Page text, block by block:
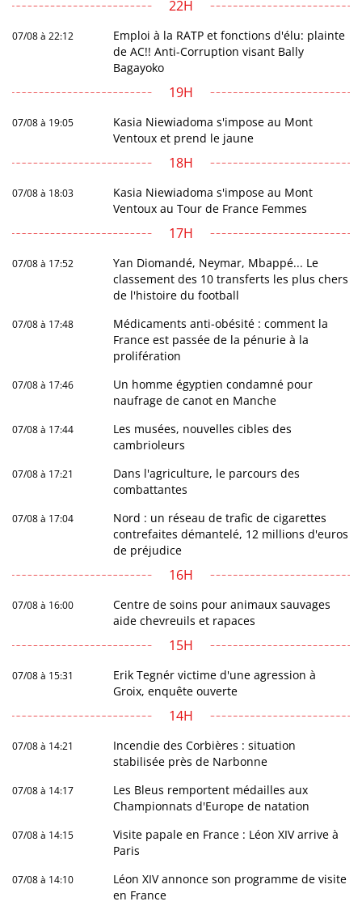
22H
07/08 à 22:12
Emploi à la RATP et fonctions d'élu: plainte
de AC!! Anti-Corruption visant Bally
Bagayoko
19H
07/08 à 19:05
Kasia Niewiadoma s'impose au Mont
Ventoux et prend le jaune
18H
07/08 à 18:03
Kasia Niewiadoma s'impose au Mont
Ventoux au Tour de France Femmes
17H
07/08 à 17:52
Yan Diomandé, Neymar, Mbappé... Le
classement des 10 transferts les plus chers
de l'histoire du football
07/08 à 17:48
Médicaments anti-obésité : comment la
France est passée de la pénurie à la
prolifération
07/08 à 17:46
Un homme égyptien condamné pour
naufrage de canot en Manche
07/08 à 17:44
Les musées, nouvelles cibles des
cambrioleurs
07/08 à 17:21
Dans l'agriculture, le parcours des
combattantes
07/08 à 17:04
Nord : un réseau de trafic de cigarettes
contrefaites démantelé, 12 millions d'euros
de préjudice
16H
07/08 à 16:00
Centre de soins pour animaux sauvages
aide chevreuils et rapaces
15H
07/08 à 15:31
Erik Tegnér victime d'une agression à
Groix, enquête ouverte
14H
07/08 à 14:21
Incendie des Corbières : situation
stabilisée près de Narbonne
07/08 à 14:17
Les Bleus remportent médailles aux
Championnats d'Europe de natation
07/08 à 14:15
Visite papale en France : Léon XIV arrive à
Paris
07/08 à 14:10
Léon XIV annonce son programme de visite
en France